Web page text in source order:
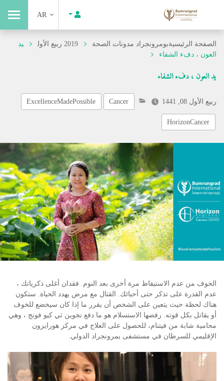
AR
الصفحة الرئيسيةبومرونجراد مدونات الصحة 2019 ربيع الأول
يد
العون ، دفء الشفاء
يد العون ، دفء الشفاء
ربيع الأول 08, 1441 Cancer
ExcellenceMadePossible
HorizonCancer
الخوف من عدم الاستيقاظ مرة أخرى بعد النوم. فقدان أغلى ذكرياتك ،
عدم القدرة على تذكر حتى أحبائك. القتال مع مرض يهدد الحياة. ستكون
هناك لحظة حيث يتعين على الشخص أن يقرر ما إذا كان سيخضع للخوف
أو يقاتل بكل قوته. رفضها الاستسلام هو ما دفع نجوين ثي كيو فونج ، وهي
محامية شابة من فيتنام، للحصول على العلاج في مركز هورايزون
الإقليمي للسرطان في مستشفى بمرونجراد الدولي.